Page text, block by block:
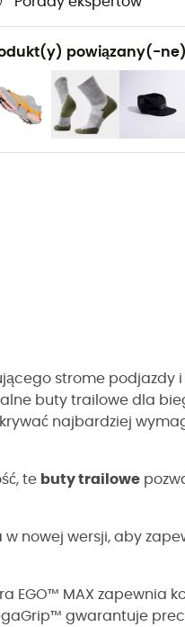
powiązany(-
strome podjazdy i
buty trailowe dla
najbardziej
te buty trailowe
nowej wersji, aby
EGO™ MAX zapewnia
gwarantuje